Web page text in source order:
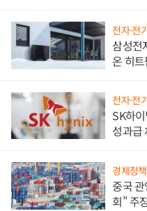
전자·전
삼성전
온 히
전자·전
SK하
성과급
경제정책
중국
회" 주